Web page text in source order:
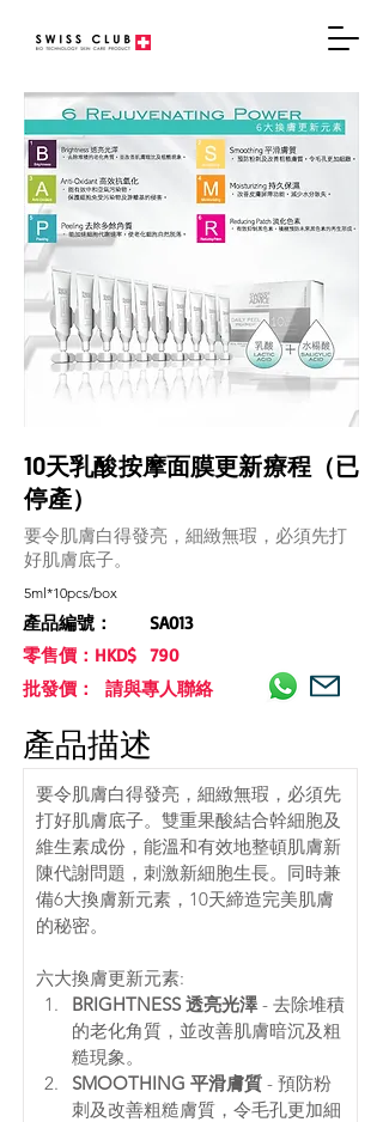
10天乳酸按摩面膜更新療程（已
停產）
要令肌膚白得發亮，細緻無瑕，必須先打
好肌膚底子。
5ml*10pcs/box
產品編號：
SA013
零售價：HKD$ 790
批發價： 請與專人聯絡
產品描述
要令肌膚白得發亮，細緻無瑕，必須先
打好肌膚底子。雙重果酸結合幹細胞及
維生素成份，能溫和有效地整頓肌膚新
陳代謝問題，刺激新細胞生長。同時兼
備6大換膚新元素，10天締造完美肌膚
的秘密。
六大換膚更新元素:
BRIGHTNESS 透亮光澤 - 去除堆積
的老化角質，並改善肌膚暗沉及粗
糙現象。
SMOOTHING 平滑膚質 - 預防粉
刺及改善粗糙膚質，令毛孔更加細